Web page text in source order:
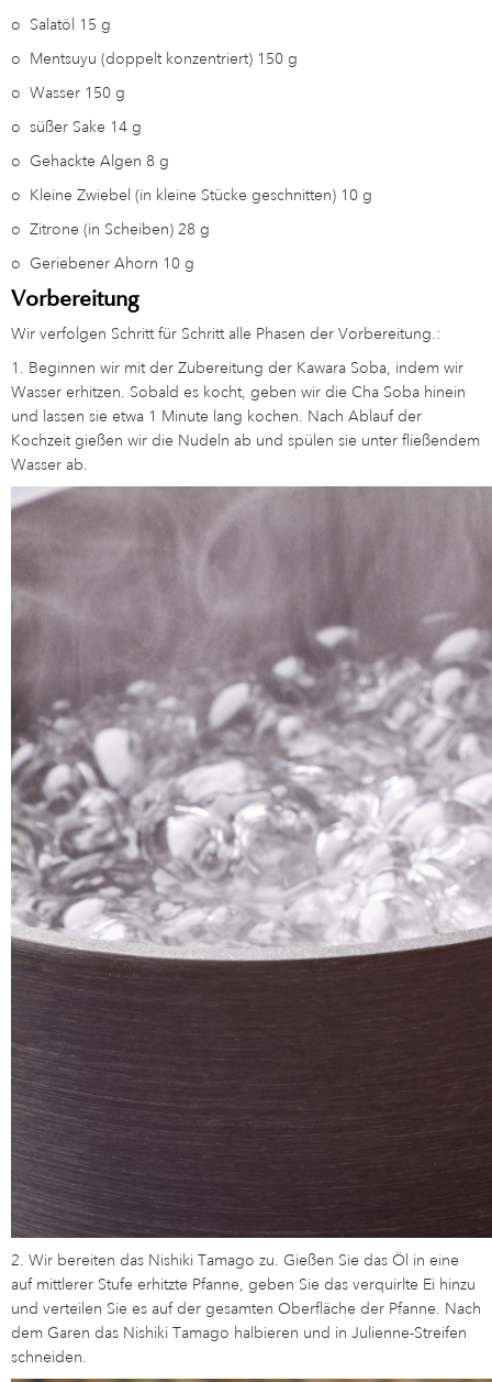
o Salatöl 15 g
o Mentsuyu (doppelt konzentriert) 150 g
o Wasser 150 g
o süßer Sake 14 g
o Gehackte Algen 8 g
o Kleine Zwiebel (in kleine Stücke geschnitten) 10 g
o Zitrone (in Scheiben) 28 g
o Geriebener Ahorn 10 g
Vorbereitung
Wir verfolgen Schritt für Schritt alle Phasen der Vorbereitung.:
1. Beginnen wir mit der Zubereitung der Kawara Soba, indem wir
Wasser erhitzen. Sobald es kocht, geben wir die Cha Soba hinein
und lassen sie etwa 1 Minute lang kochen. Nach Ablauf der
Kochzeit gießen wir die Nudeln ab und spülen sie unter fließendem
Wasser ab.
2. Wir bereiten das Nishiki Tamago zu. Gießen Sie das Öl in eine
auf mittlerer Stufe erhitzte Pfanne, geben Sie das verquirlte Ei hinzu
und verteilen Sie es auf der gesamten Oberfläche der Pfanne. Nach
dem Garen das Nishiki Tamago halbieren und in Julienne-Streifen
schneiden.